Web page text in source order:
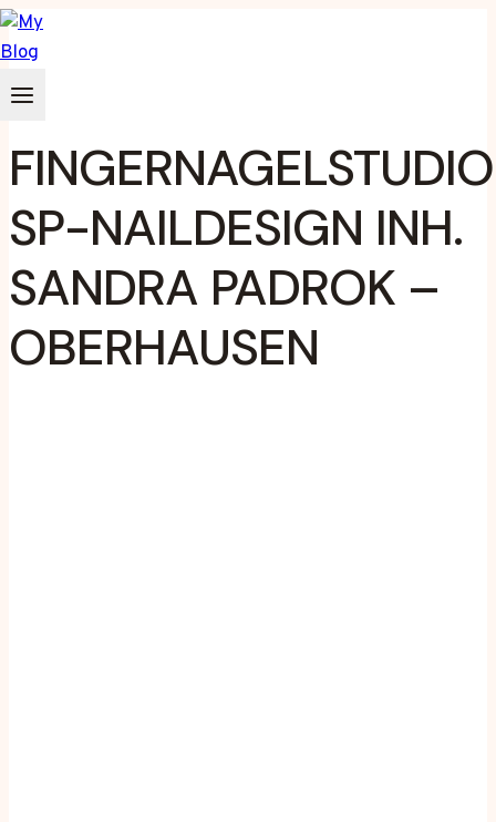
Zum
Inhalt
springen
FINGERNAGELSTUDIO
SP-NAILDESIGN INH.
SANDRA PADROK –
OBERHAUSEN